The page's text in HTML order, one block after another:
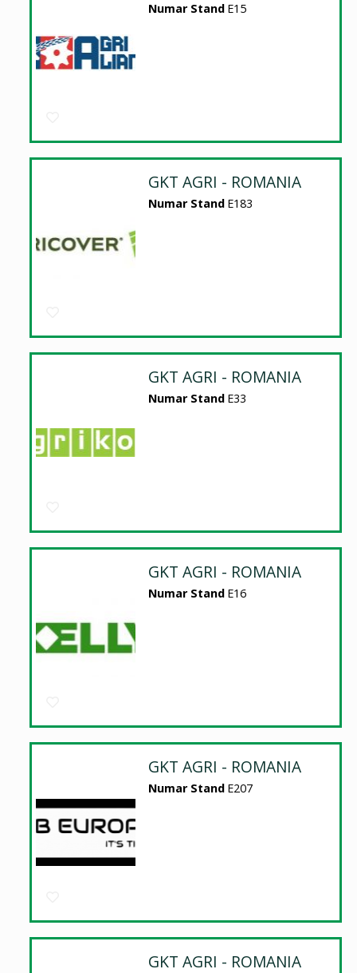
Numar Stand E15
GKT AGRI - ROMANIA
Numar Stand E183
GKT AGRI - ROMANIA
Numar Stand E33
GKT AGRI - ROMANIA
Numar Stand E16
GKT AGRI - ROMANIA
Numar Stand E207
GKT AGRI - ROMANIA